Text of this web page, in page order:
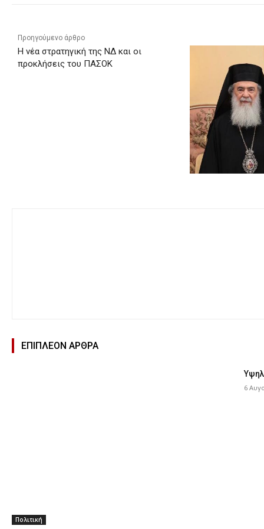
Προηγούμενο άρθρο
Η νέα στρατηγική της ΝΔ και οι
προκλήσεις του ΠΑΣΟΚ
ΕΠΙΠΛΕΟΝ ΑΡΘΡΑ
Πολιτική
6